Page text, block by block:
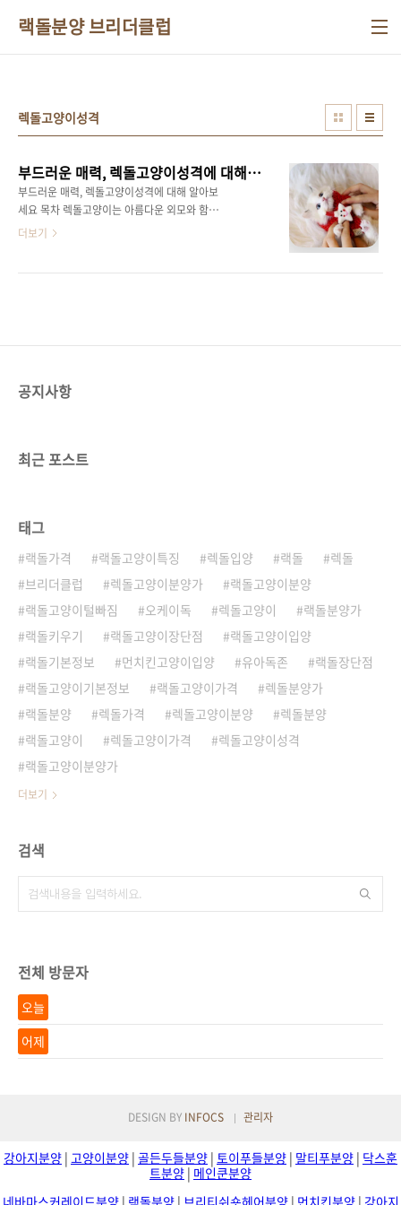
랙돌분양 브리더클럽
렉돌고양이성격
부드러운 매력, 렉돌고양이성격에 대해 알아보세요
부드러운 매력, 렉돌고양이성격에 대해 알아보
세요 목차 렉돌고양이는 아름다운 외모와 함께
특유의 부드럽고 온순한 성격으로 많은 이들의
렉돌고양이는 말 그대로 '인형' 같은 고양이입니
의 성격은 말티푸분양으로 입양하..
더보기
공지사항
최근 포스트
태그
랙돌가격 랙돌고양이특징 렉돌입양 랙돌
렉돌
브리더클럽
렉돌고양이분양가
랙돌고양이분양
랙돌고양이털빠짐
오케이독 렉돌고양이
랙돌분양가
랙돌키우기
랙돌고양이장단점
랙돌고양이입양
랙돌기본정보
먼치킨고양이입양 유아독존
랙돌장단점
랙돌고양이기본정보
랙돌고양이가격
렉돌분양가
랙돌분양
렉돌가격 렉돌고양이분양
렉돌분양
랙돌고양이
렉돌고양이가격
렉돌고양이성격
랙돌고양이분양가
더보기
검색
전체 방문자
오늘
어제
DESIGN BY INFOCS 관리자
강아지분양 | 고양이분양 | 골든두들분양 | 토이푸들분양 | 말티푸분양 | 닥스훈
트분양 | 메인쿤분양
네바마스커레이드분양| 랙돌분양| 브리티쉬숏헤어분양| 먼치킨분양| 강아지